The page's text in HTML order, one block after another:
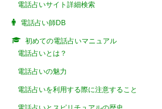
電話占いサイト詳細検索
電話占い師DB
初めての電話占いマニュアル
電話占いとは？
電話占いの魅力
電話占いを利用する際に注意すること